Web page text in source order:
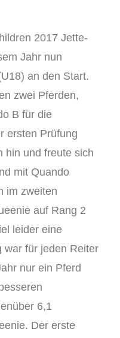
2017 Jette-
Jahr nun
an den Start.
zwei Pferden,
B für die
ersten Prüfung
hin und freute sich
mit Quando
im zweiten
auf Rang 2
leider eine
war für jeden Reiter
nur ein Pferd
6,1
Der erste